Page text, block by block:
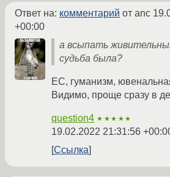
Ответ на: комментарий от anc
+00:00
а всыпать
судьба была?
ЕС, гуманизм,
Видимо, проще сразу в
question4 ★★★★★
19.02.2022 21:31:56
Ссылка